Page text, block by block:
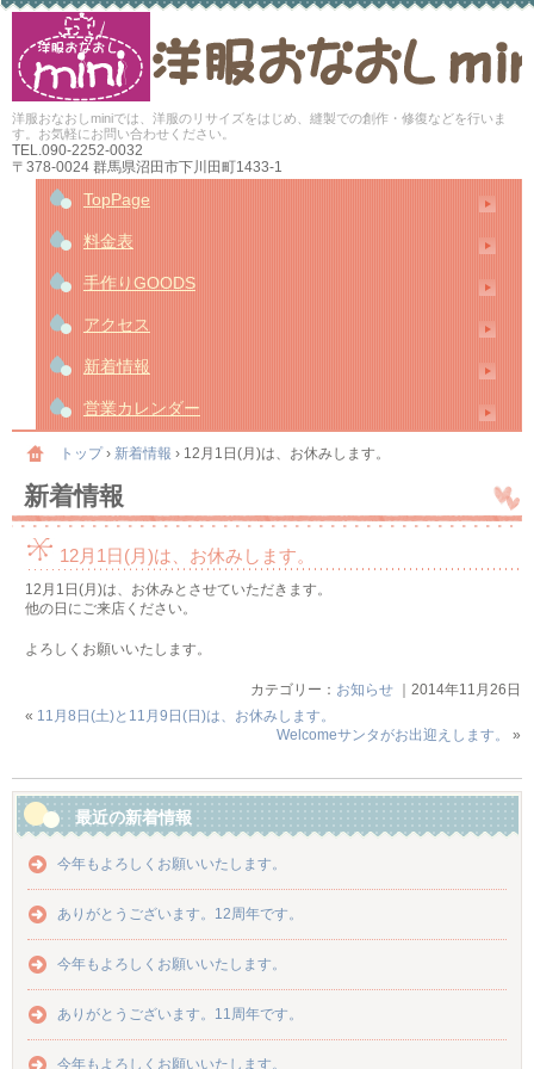
洋服おなおしminiでは、洋服のリサイズをはじめ、縫製での創作・修復などを行いま
す。お気軽にお問い合わせください。
TEL.090-2252-0032
〒378-0024 群馬県沼田市下川田町1433-1
TopPage
料金表
手作りGOODS
アクセス
新着情報
営業カレンダー
トップ› 新着情報 › 12月1日(月)は、お休みします。
新着情報
12月1日(月)は、お休みします。
12月1日(月)は、お休みとさせていただきます。
他の日にご来店ください。
よろしくお願いいたします。
カテゴリー： お知らせ｜2014年11月26日
« 11月8日(土)と11月9日(日)は、お休みします。
Welcomeサンタがお出迎えします。
»
最近の新着情報
今年もよろしくお願いいたします。
ありがとうございます。12周年です。
今年もよろしくお願いいたします。
ありがとうございます。11周年です。
今年もよろしくお願いいたします。